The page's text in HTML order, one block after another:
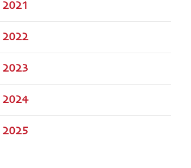
2021
2022
2023
2024
2025